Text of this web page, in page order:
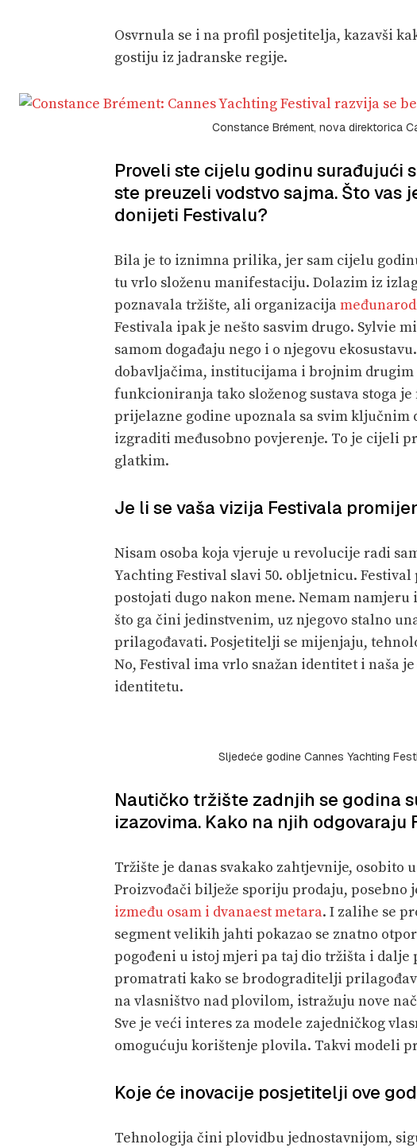
Osvrnula se i na profil posjetitelja, kazavši
gostiju iz jadranske regije.
Constance Brément, nova direktorica
Proveli ste cijelu godinu surađujući
ste preuzeli vodstvo sajma. Što
donijeti Festivalu?
Bila je to iznimna prilika, jer sam cijelu
tu vrlo složenu manifestaciju. Dolazim iz
poznavala tržište, ali organizacija
Festivala ipak je nešto sasvim drugo. Sylvie
samom događaju nego i o njegovu
dobavljačima, institucijama i brojnim
funkcioniranja tako složenog sustava stoga
prijelazne godine upoznala sa svim ključnim
izgraditi međusobno povjerenje. To je cijeli
glatkim.
Je li se vaša vizija Festivala
Nisam osoba koja vjeruje u revolucije radi
Yachting Festival slavi 50. obljetnicu.
postojati dugo nakon mene. Nemam
što ga čini jedinstvenim, uz njegovo stalno
prilagođavati. Posjetitelji se mijenjaju,
No, Festival ima vrlo snažan identitet i naša
identitetu.
Sljedeće godine Cannes Yachting
Nautičko tržište zadnjih se godina
izazovima. Kako na njih odgovaraju
Tržište je danas svakako zahtjevnije, osobito
Proizvođači bilježe sporiju prodaju,
između osam i dvanaest metara. I zalihe se
segment velikih jahti pokazao se znatno
pogođeni u istoj mjeri pa taj dio tržišta i
promatrati kako se brodograditelji
na vlasništvo nad plovilom, istražuju nove
Sve je veći interes za modele zajedničkog
omogućuju korištenje plovila. Takvi modeli
Koje će inovacije posjetitelji ove
Tehnologija čini plovidbu jednostavnijom,